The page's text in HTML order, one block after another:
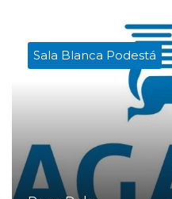
Sala Blanca Podestá